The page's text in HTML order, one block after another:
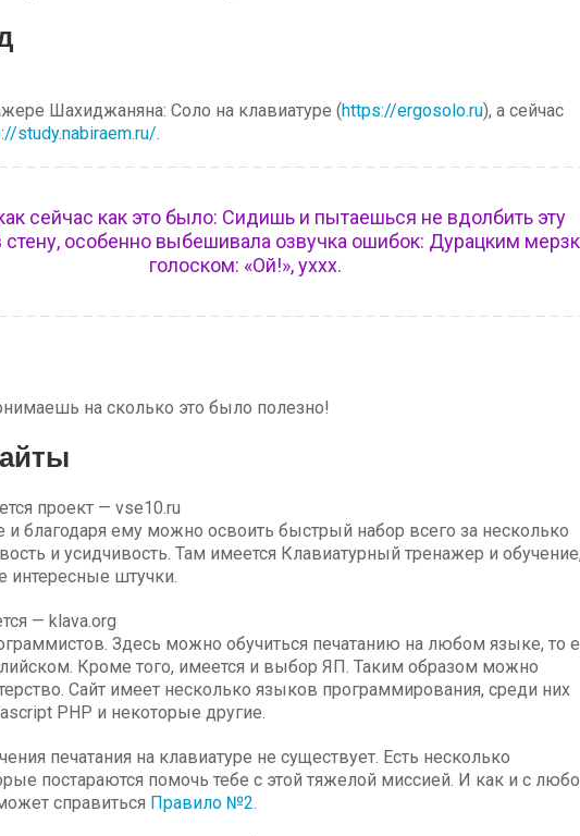
Шахиджаняна: Соло на клавиатуре (https://ergosolo.ru), а сейчас
study.nabiraem.ru/.
сейчас как это было: Сидишь и пытаешься не вдолбить эту
стену, особенно выбешивала озвучка ошибок: Дурацким
голоском: «Ой!», уххх.
на сколько это было полезно!
проект — vse10.ru
благодаря ему можно освоить быстрый набор всего за несколько
и усидчивость. Там имеется Клавиатурный тренажер и обучение,
интересные штучки.
— klava.org
Здесь можно обучиться печатанию на любом языке, то
Кроме того, имеется и выбор ЯП. Таким образом можно
Сайт имеет несколько языков программирования, среди них
PHP и некоторые другие.
печатания на клавиатуре не существует. Есть несколько
постараются помочь тебе с этой тяжелой миссией. И как и с
справиться Правило №2.